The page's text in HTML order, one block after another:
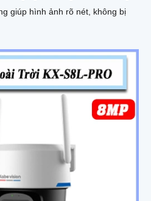
giúp hình ảnh rõ nét, không bị